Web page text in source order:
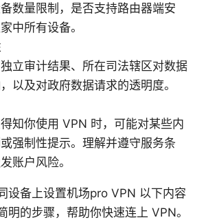
数量限制，是否支持路由器端安
中所有设备。
立审计结果、所在司法辖区对数据
以及对政府数据请求的透明度。
知你使用 VPN 时，可能对某些内
强制性提示。理解并遵守服务条
账户风险。
设备上设置机场pro VPN 以下内容
明的步骤，帮助你快速连上 VPN。